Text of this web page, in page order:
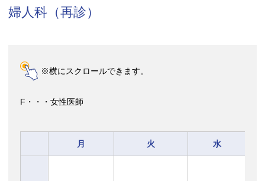
婦人科（再診）
※横にスクロールできます。
F・・・女性医師
月 火 水